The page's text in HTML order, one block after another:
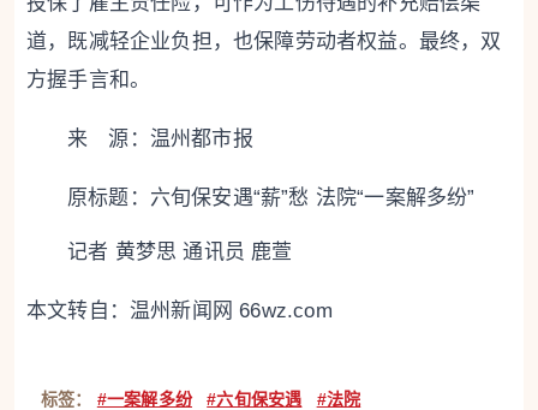
道，既减轻企业负担，也保障劳动者权益。最终，双
方握手言和。
来 源：温州都市报
原标题： 六旬保安遇“薪”愁 法院“一案解多纷”
记者 黄梦思 通讯员 鹿萱
本文转自： 温州新闻网 66wz.com
标签： #一案解多纷 #六旬保安遇 #法院